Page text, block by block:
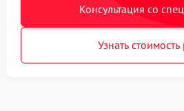
Консультация со
Узнать